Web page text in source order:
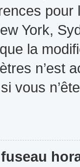
York,
la
n’est
vous